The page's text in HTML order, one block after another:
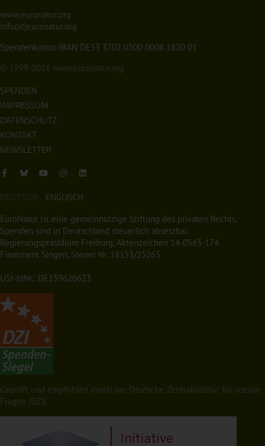
www.euronatur.org
info(at)euronatur.org
Spendenkonto: IBAN DE53 3702 0500 0008 1820 01
© 1999-2026 www.euronatur.org
SPENDEN
IMPRESSUM
DATENSCHUTZ
KONTAKT
NEWSLETTER
DEUTSCH ENGLISCH
EuroNatur ist eine gemeinnützige Stiftung des privaten Rechts.
Spenden sind in Deutschland steuerlich absetzbar.
Regierungspräsidium Freiburg, Aktenzeichen 14-0563-174
Finanzamt Singen, Steuer Nr. 18153/25263
USt-IdNr.: DE159626623
Geprüft und empfohlen durch das Deutsche Zentralinstitut für soziale
Fragen (DZI)